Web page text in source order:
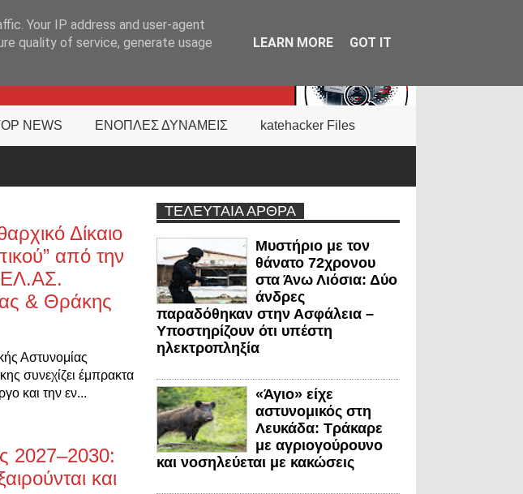
NEWS ΕΝΟΠΛΕΣ ΔΥΝΑΜΕΙΣ katehacker Files
Δίκαιο
από την
ΕΛ.ΑΣ.
& Θράκης
Αστυνομίας
συνεχίζει έμπρακτα
και την εν...
2027–2030:
και
ΤΕΛΕΥΤΑΙΑ ΑΡΘΡΑ
Μυστήριο με τον
θάνατο 72χρονου
στα Άνω Λιόσια: Δύο
άνδρες
παραδόθηκαν στην Ασφάλεια –
Υποστηρίζουν ότι υπέστη
ηλεκτροπληξία
«Άγιο» είχε
αστυνομικός στη
Λευκάδα: Τράκαρε
με αγριογούρουνο
και νοσηλεύεται με κακώσεις
Your IP address and user-agent
quality of service, generate usage
LEARN MORE GOT IT